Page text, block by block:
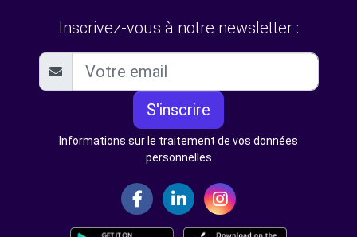
Inscrivez-vous à notre newsletter :
S'inscrire
Informations sur le traitement de vos données
personnelles